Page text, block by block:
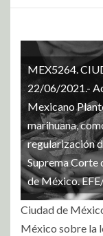
MEX5264.
22/06/2021.-
Mexicano
marihuana,
regularización
Suprema Corte
de México.
Ciudad de
México sobre la